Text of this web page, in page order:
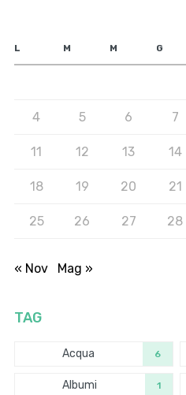
L M M G
4 5 6 7
11 12 13 14
18 19 20 21
25 26 27 28
« Nov Mag »
TAG
Acqua 6
Albumi 1